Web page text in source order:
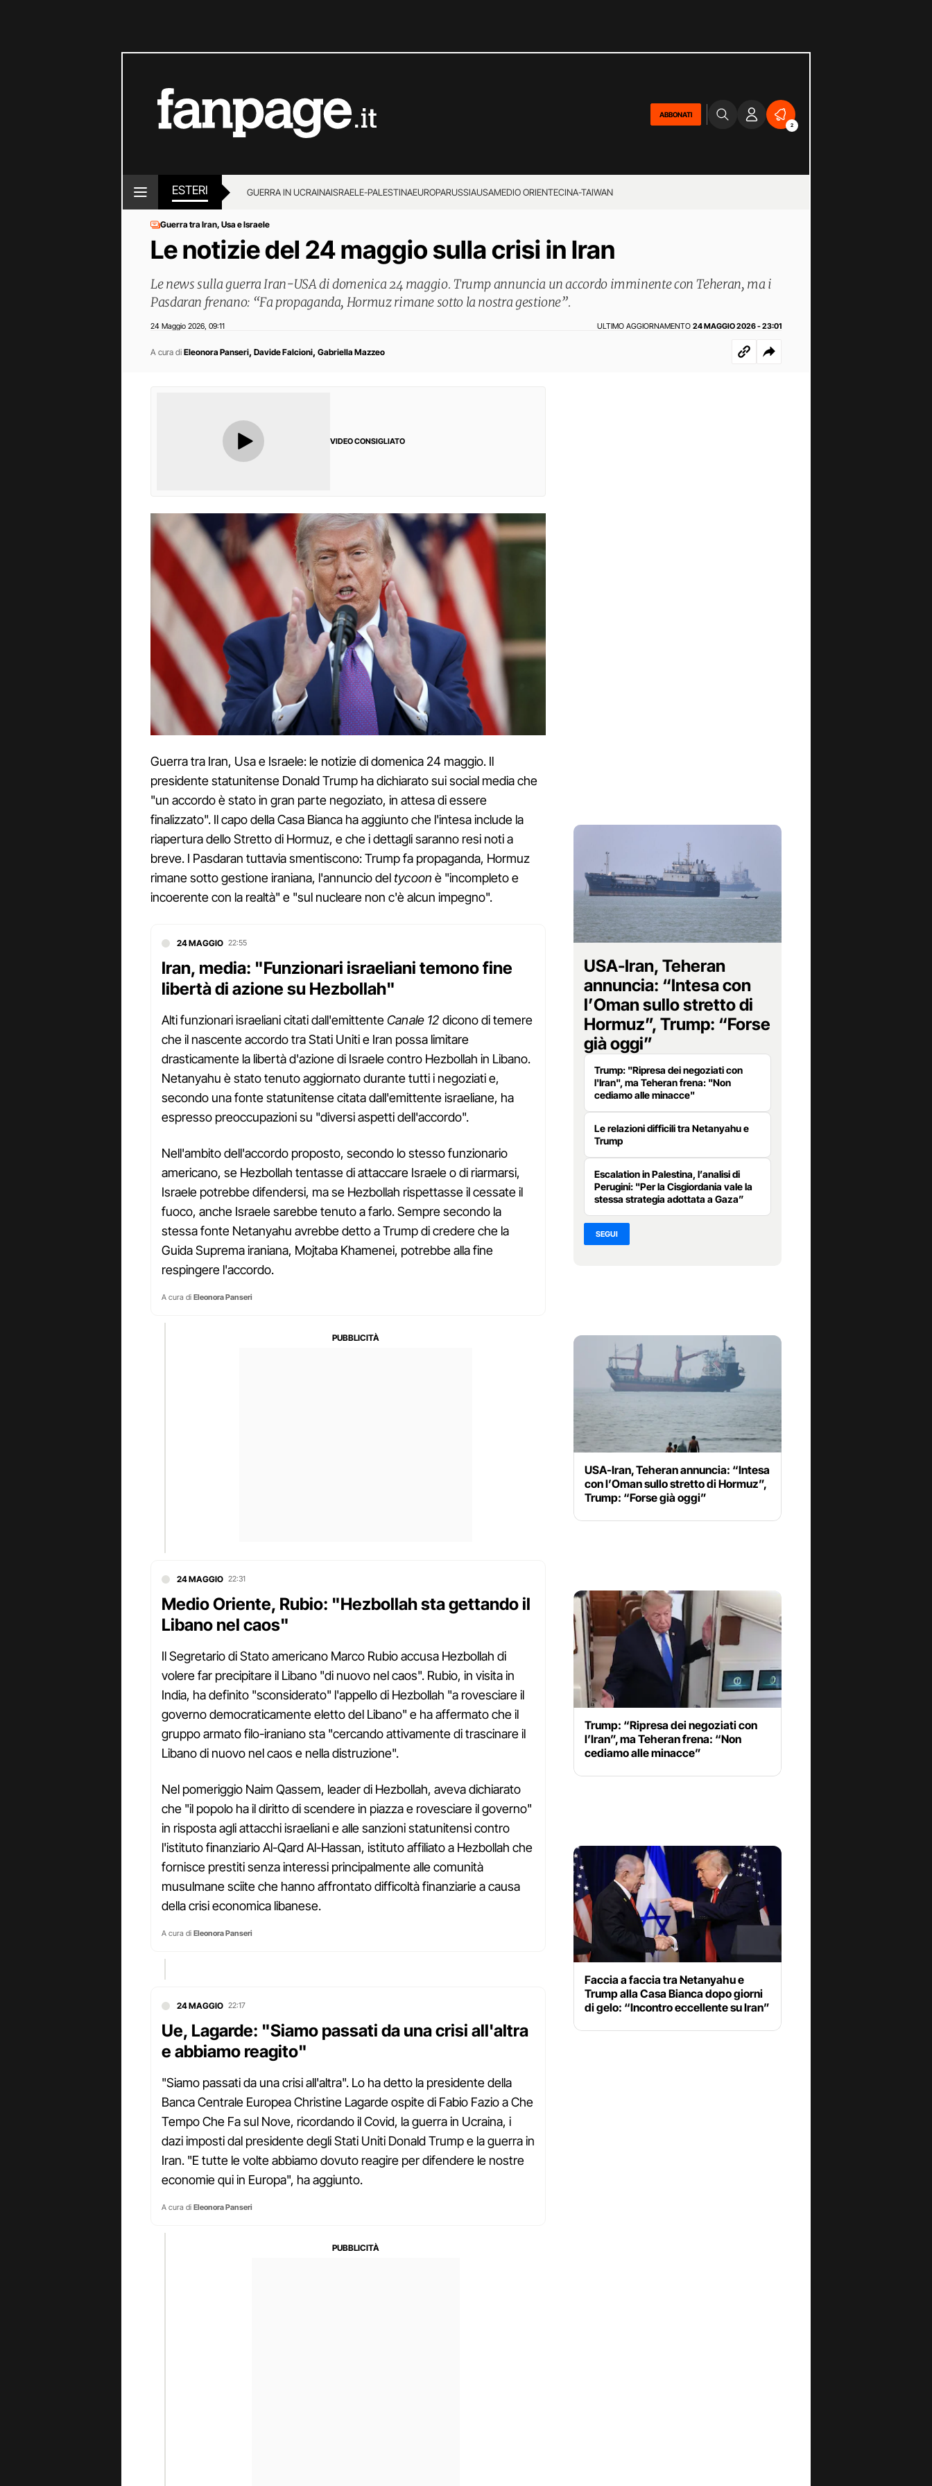
ABBONATI
2
ESTERI GUERRA IN UCRAINAISRAELE-PALESTINAEUROPARUSSIAUSAMEDIO ORIENTECINA-TAIWAN
Guerra tra Iran, Usa e Israele
Le notizie del 24 maggio sulla crisi in Iran
Le news sulla guerra Iran-USA di domenica 24 maggio. Trump annuncia un accordo imminente con Teheran, ma i
Pasdaran frenano: “Fa propaganda, Hormuz rimane sotto la nostra gestione”.
24 Maggio 2026 09:11 ULTIMO AGGIORNAMENTO 24 MAGGIO 2026 - 23:01
A cura di Eleonora Panseri, Davide Falcioni, Gabriella Mazzeo
VIDEO CONSIGLIATO
Guerra tra Iran, Usa e Israele: le notizie di domenica 24 maggio. Il
presidente statunitense Donald Trump ha dichiarato sui social media che
"un accordo è stato in gran parte negoziato, in attesa di essere
finalizzato". Il capo della Casa Bianca ha aggiunto che l'intesa include la
riapertura dello Stretto di Hormuz, e che i dettagli saranno resi noti a
breve. I Pasdaran tuttavia smentiscono: Trump fa propaganda, Hormuz
rimane sotto gestione iraniana, l'annuncio deltycoon è "incompleto e
incoerente con la realtà" e "sul nucleare non c'è alcun impegno".
24 MAGGIO 22:55
Iran, media: "Funzionari israeliani temono fine
libertà di azione su Hezbollah"
Alti funzionari israeliani citati dall'emittenteCanale 12 dicono di temere
che il nascente accordo tra Stati Uniti e Iran possa limitare
drasticamente la libertà d'azione di Israele contro Hezbollah in Libano.
Netanyahu è stato tenuto aggiornato durante tutti i negoziati e,
secondo una fonte statunitense citata dall'emittente israeliane, ha
espresso preoccupazioni su "diversi aspetti dell'accordo".
Nell'ambito dell'accordo proposto, secondo lo stesso funzionario
americano, se Hezbollah tentasse di attaccare Israele o di riarmarsi,
Israele potrebbe difendersi, ma se Hezbollah rispettasse il cessate il
fuoco, anche Israele sarebbe tenuto a farlo. Sempre secondo la
stessa fonte Netanyahu avrebbe detto a Trump di credere che la
Guida Suprema iraniana, Mojtaba Khamenei, potrebbe alla fine
respingere l'accordo.
A cura di Eleonora Panseri
24 MAGGIO 22:31
Medio Oriente, Rubio: "Hezbollah sta gettando il
Libano nel caos"
Il Segretario di Stato americano Marco Rubio accusa Hezbollah di
volere far precipitare il Libano "di nuovo nel caos". Rubio, in visita in
India, ha definito "sconsiderato" l'appello di Hezbollah "a rovesciare il
governo democraticamente eletto del Libano" e ha affermato che il
gruppo armato filo-iraniano sta "cercando attivamente di trascinare il
Libano di nuovo nel caos e nella distruzione".
Nel pomeriggio Naim Qassem, leader di Hezbollah, aveva dichiarato
che "il popolo ha il diritto di scendere in piazza e rovesciare il governo"
in risposta agli attacchi israeliani e alle sanzioni statunitensi contro
l'istituto finanziario Al-Qard Al-Hassan, istituto affiliato a Hezbollah che
fornisce prestiti senza interessi principalmente alle comunità
musulmane sciite che hanno affrontato difficoltà finanziarie a causa
della crisi economica libanese.
A cura di Eleonora Panseri
24 MAGGIO 22:17
Ue, Lagarde: "Siamo passati da una crisi all'altra
e abbiamo reagito"
"Siamo passati da una crisi all'altra". Lo ha detto la presidente della
Banca Centrale Europea Christine Lagarde ospite di Fabio Fazio a Che
Tempo Che Fa sul Nove, ricordando il Covid, la guerra in Ucraina, i
dazi imposti dal presidente degli Stati Uniti Donald Trump e la guerra in
Iran. "E tutte le volte abbiamo dovuto reagire per difendere le nostre
economie qui in Europa", ha aggiunto.
A cura di Eleonora Panseri
USA-Iran, Teheran
annuncia: “Intesa con
l’Oman sullo stretto di
Hormuz”, Trump: “Forse
già oggi”
Trump: "Ripresa dei negoziati con
l'Iran", ma Teheran frena: "Non
cediamo alle minacce"
Le relazioni difficili tra Netanyahu e
Trump
Escalation in Palestina, l’analisi di
Perugini: "Per la Cisgiordania vale la
stessa strategia adottata a Gaza”
SEGUI
USA-Iran, Teheran annuncia: “Intesa
con l’Oman sullo stretto di Hormuz”,
Trump: “Forse già oggi”
Trump: “Ripresa dei negoziati con
l’Iran”, ma Teheran frena: “Non
cediamo alle minacce”
Faccia a faccia tra Netanyahu e
Trump alla Casa Bianca dopo giorni
di gelo: “Incontro eccellente su Iran”